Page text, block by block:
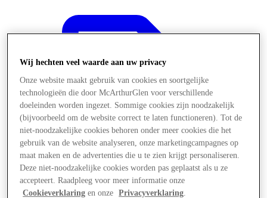
Wij hechten veel waarde aan uw privacy
Onze website maakt gebruik van cookies en soortgelijke
technologieën die door McArthurGlen voor verschillende
doeleinden worden ingezet. Sommige cookies zijn noodzakelijk
(bijvoorbeeld om de website correct te laten functioneren). Tot de
niet-noodzakelijke cookies behoren onder meer cookies die het
gebruik van de website analyseren, onze marketingcampagnes op
maat maken en de advertenties die u te zien krijgt personaliseren.
Deze niet-noodzakelijke cookies worden pas geplaatst als u ze
accepteert. Raadpleeg voor meer informatie onze
Cookieverklaring en onze Privacyverklaring